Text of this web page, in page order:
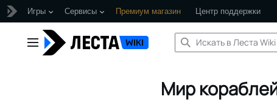
Игры Сервисы Премиум магазин Центр поддержки
содержанию
Главное меню
Мир